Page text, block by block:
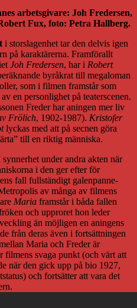
arbetsgivare: Joh Fredersen,
Fux, foto: Petra Hallberg.
i storslagenhet tar den delvis igen
på karaktärerna. Framförallt
Joh Fredersen, har i Robert
byråkrat till megaloman
som i filmen framstår som
en personlighet på teaterscenen.
Freder har aningen mer liv
Frölich, 1902-1987). Kristofer
lyckas med att på secnen göra
till en riktig människa.
under andra akten när
i den ger efter för
fall fullständigt galenpanne-
av många av filmens
Maria framstår i båda fallen
och upproret hon leder
än möjligen en aningens
från deras även i fortsättningen
Maria och Freder är
filmens svaga punkt (och värt att
när den gick upp på bio 1927,
och fortsätter att vara det